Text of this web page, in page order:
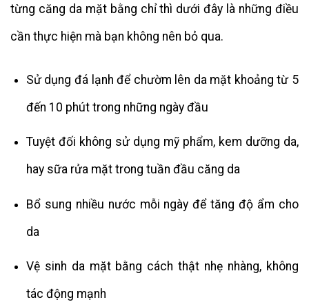
từng căng da mặt bằng chỉ thì dưới đây là những điều
cần thực hiện mà bạn không nên bỏ qua.
Sử dụng đá lạnh để chườm lên da mặt khoảng từ 5
đến 10 phút trong những ngày đầu
Tuyệt đối không sử dụng mỹ phẩm, kem dưỡng da,
hay sữa rửa mặt trong tuần đầu căng da
Bổ sung nhiều nước mỗi ngày để tăng độ ẩm cho
da
Vệ sinh da mặt bằng cách thật nhẹ nhàng, không
tác động mạnh